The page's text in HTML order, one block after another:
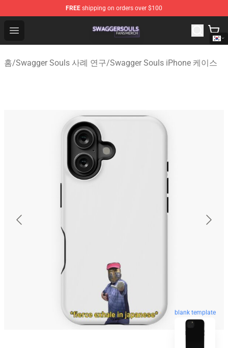
FREE shipping on orders over $100
Open menu
Swagger Souls Shop - Official Swagger Souls
홈/Swagger Souls 사례 연구/Swagger Souls iPhone 케이스
blank template